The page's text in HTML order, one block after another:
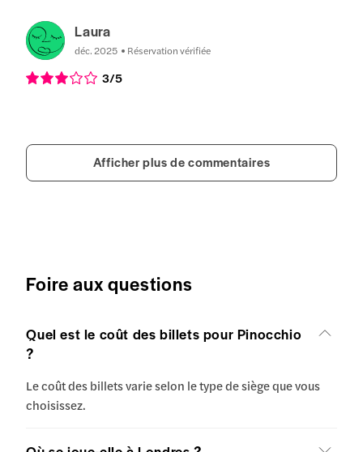
Laura
déc. 2025 Réservation vérifiée
3/5
Afficher plus de commentaires
Foire aux questions
Quel est le coût des billets pour Pinocchio
?
Le coût des billets varie selon le type de siège que vous
choisissez.